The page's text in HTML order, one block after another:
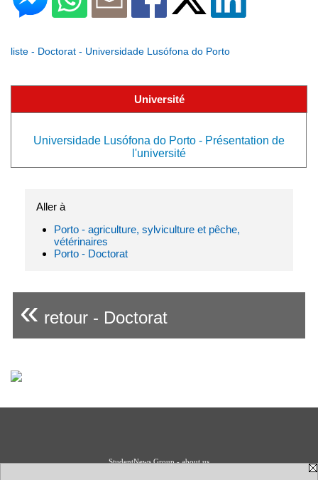
liste - Doctorat - Universidade Lusófona do Porto
Université
Universidade Lusófona do Porto - Présentation de
l'université
Aller à
Porto - agriculture, sylviculture et pêche,
vétérinaires
Porto - Doctorat
« retour - Doctorat
StudentNews Group - about us